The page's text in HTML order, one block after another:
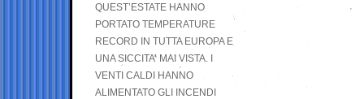
QUEST’ESTATE HANNO
PORTATO TEMPERATURE
RECORD IN TUTTA EUROPA E
UNA SICCITA’ MAI VISTA. I
VENTI CALDI HANNO
ALIMENTATO GLI INCENDI